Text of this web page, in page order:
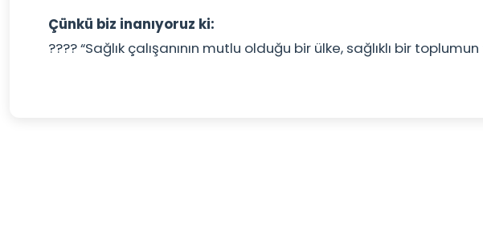
Çünkü biz inanıyoruz ki:
???? “Sağlık çalışanının mutlu olduğu bir ülke, sağlıklı bir